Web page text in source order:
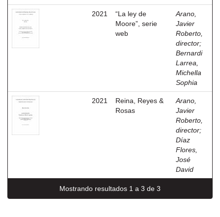
2021
“La ley de
Moore”, serie
web
Arano,
Javier
Roberto,
director;
Bernardi
Larrea,
Michella
Sophia
2021
Reina, Reyes &
Rosas
Arano,
Javier
Roberto,
director;
Díaz
Flores,
José
David
Mostrando resultados 1 a 3 de 3